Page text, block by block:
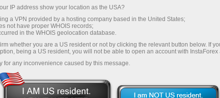
IP address show your location as the USA?
a VPN provided by a hosting company based in the United States;
not have proper WHOIS records;
in the WHOIS geolocation database.
whether you are a US resident or not by clicking the relevant button below. If
being a US resident, you will not be able to open an account with InstaForex
for any inconvenience caused by this message.